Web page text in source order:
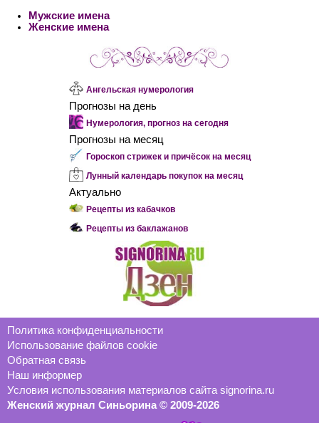
Мужские имена
Женские имена
Ангельская нумерология
Прогнозы на день
Нумерология, прогноз на сегодня
Прогнозы на месяц
Гороскоп стрижек и причёсок на месяц
Лунный календарь покупок на месяц
Актуально
Рецепты из кабачков
Рецепты из баклажанов
Политика конфиденциальности
Использование файлов cookie
Обратная связь
Наш информер
Условия использования материалов сайта signorina.ru
Женский журнал Синьорина © 2009-2026